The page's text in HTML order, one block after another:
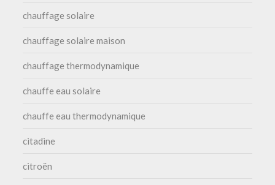
chauffage solaire
chauffage solaire maison
chauffage thermodynamique
chauffe eau solaire
chauffe eau thermodynamique
citadine
citroën